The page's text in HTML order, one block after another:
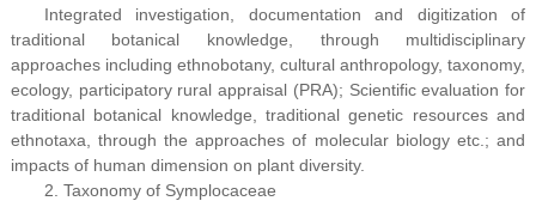
Integrated investigation, documentation and digitization of
traditional botanical knowledge, through multidisciplinary
approaches including ethnobotany, cultural anthropology, taxonomy,
ecology, participatory rural appraisal (PRA); Scientific evaluation for
traditional botanical knowledge, traditional genetic resources and
ethnotaxa, through the approaches of molecular biology etc.; and
impacts of human dimension on plant diversity.
2. Taxonomy of Symplocaceae